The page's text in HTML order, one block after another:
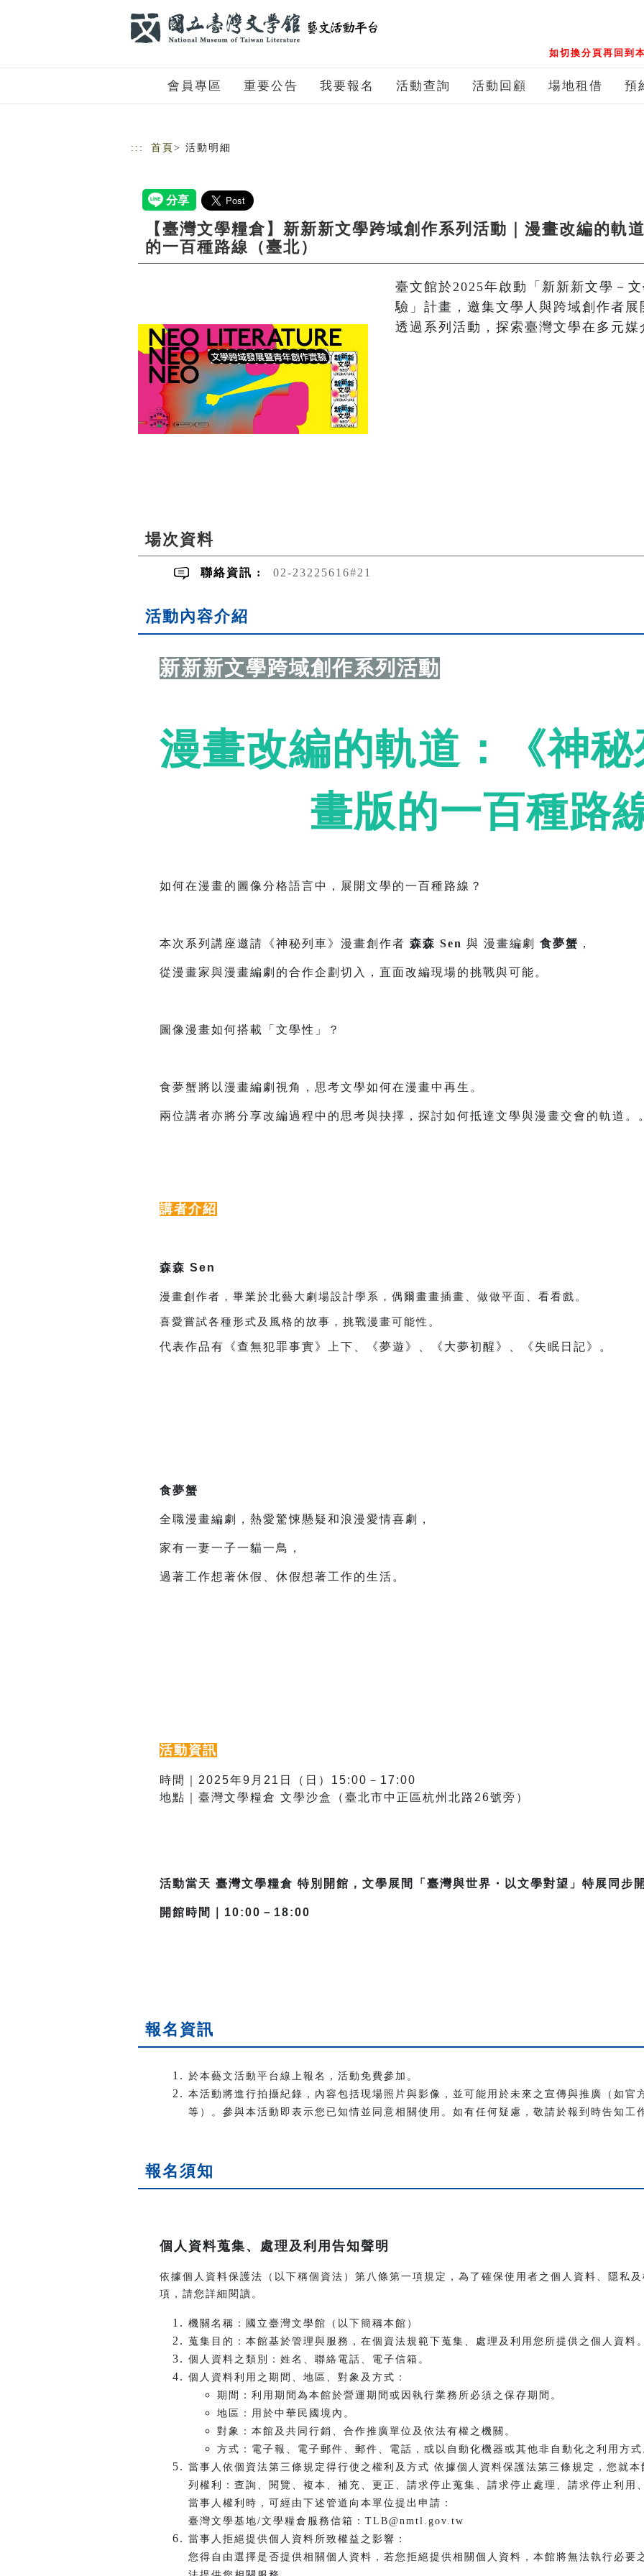
如切換分頁再回到
會員專區 重要公告 我要報名 活動查詢 活動回顧 場地租借 預
::: 首頁 > 活動明細
【臺灣文學糧倉】新新新文學跨域創作系列活動｜漫畫改編的軌
的一百種路線（臺北）
臺文館於2025年啟動「新新新文學－
驗」計畫，邀集文學人與跨域創作者
透過系列活動，探索臺灣文學在多元
場次資料
聯絡資訊 : 02-23225616#21
活動內容介紹
新新新文學跨域創作系列活動
漫畫改編的軌道：《神
畫版的一百種路
如何在漫畫的圖像分格語言中，展開文學的一百種路線？
本次系列講座邀請《神秘列車》漫畫創作者 森森 Sen 與 漫畫編劇 食夢蟹 ，
從漫畫家與漫畫編劇的合作企劃切入，直面改編現場的挑戰與可能。
圖像漫畫如何搭載「文學性」？
食夢蟹將以漫畫編劇視角，思考文學如何在漫畫中再生。
兩位講者亦將分享改編過程中的思考與抉擇，探討如何抵達文學與漫畫交會的軌道。
講者介紹
森森 Sen
漫畫創作者，畢業於北藝大劇場設計學系，偶爾畫畫插畫、做做平面、看看戲。
喜愛嘗試各種形式及風格的故事，挑戰漫畫可能性。
代表作品有《查無犯罪事實》上下、《夢遊》、《大夢初醒》、《失眠日記》。
食夢蟹
全職漫畫編劇，熱愛驚悚懸疑和浪漫愛情喜劇，
家有一妻一子一貓一鳥，
過著工作想著休假、休假想著工作的生活。
活動資訊
時間｜2025年9月21日（日）15:00－17:00
地點｜臺灣文學糧倉 文學沙盒（臺北市中正區杭州北路26號旁）
活動當天 臺灣文學糧倉 特別開館，文學展間「臺灣與世界・以文學對望」特展同步
開館時間｜10:00－18:00
報名資訊
於本藝文活動平台線上報名，活動免費參加。
本活動將進行拍攝紀錄，內容包括現場照片與影像，並可能用於未來之宣傳與推廣（如官
等）。參與本活動即表示您已知情並同意相關使用。如有任何疑慮，敬請於報到時告知工
報名須知
個人資料蒐集、處理及利用告知聲明
依據個人資料保護法（以下稱個資法）第八條第一項規定，為了確保使用者之個人資料、隱私
項，請您詳細閱讀。
機關名稱：國立臺灣文學館（以下簡稱本館）
蒐集目的：本館基於管理與服務，在個資法規範下蒐集、處理及利用您所提供之個人資料
個人資料之類別：姓名、聯絡電話、電子信箱。
個人資料利用之期間、地區、對象及方式：
期間：利用期間為本館於營運期間或因執行業務所必須之保存期間。
地區：用於中華民國境內。
對象：本館及共同行銷、合作推廣單位及依法有權之機關。
方式：電子報、電子郵件、郵件、電話，或以自動化機器或其他非自動化之利用方
當事人依個資法第三條規定得行使之權利及方式 依據個人資料保護法第三條規定，您就
列權利：查詢、閱覽、複本、補充、更正、請求停止蒐集、請求停止處理、請求停止利用
當事人權利時，可經由下述管道向本單位提出申請：
臺灣文學基地/文學糧倉服務信箱：TLB@nmtl.gov.tw
當事人拒絕提供個人資料所致權益之影響：
您得自由選擇是否提供相關個人資料，若您拒絕提供相關個人資料，本館將無法執行必要